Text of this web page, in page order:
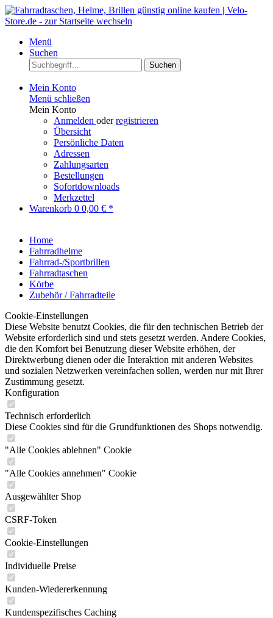
Menü
Suchen
Suchen
Mein Konto
Menü schließen
Mein Konto
Anmelden oderregistrieren
Übersicht
Persönliche Daten
Adressen
Zahlungsarten
Bestellungen
Sofortdownloads
Merkzettel
Warenkorb 0 0,00 € *
Home
Fahrradhelme
Fahrrad-/Sportbrillen
Fahrradtaschen
Körbe
Zubehör / Fahrradteile
Cookie-Einstellungen
Diese Website benutzt Cookies, die für den technischen Betrieb der
Website erforderlich sind und stets gesetzt werden. Andere Cookies,
die den Komfort bei Benutzung dieser Website erhöhen, der
Direktwerbung dienen oder die Interaktion mit anderen Websites
und sozialen Netzwerken vereinfachen sollen, werden nur mit Ihrer
Zustimmung gesetzt.
Konfiguration
Technisch erforderlich
Diese Cookies sind für die Grundfunktionen des Shops notwendig.
"Alle Cookies ablehnen" Cookie
"Alle Cookies annehmen" Cookie
Ausgewählter Shop
CSRF-Token
Cookie-Einstellungen
Individuelle Preise
Kunden-Wiedererkennung
Kundenspezifisches Caching